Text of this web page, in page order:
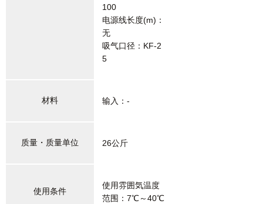
100
电源线长度(m)：
无
吸气口径：KF-2
5
材料 输入：-
质量・质量单位 26公斤
使用条件
使用雰囲気温度
范围：7℃～40℃